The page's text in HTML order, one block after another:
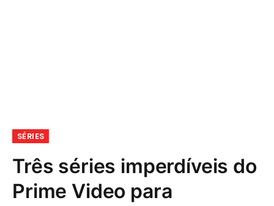
SÉRIES
Três séries imperdíveis do
Prime Video para